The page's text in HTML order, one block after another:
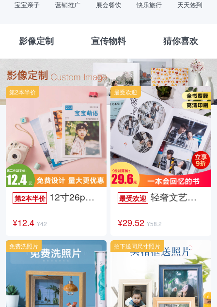
宝宝亲子 营销推广 展会餐饮 快乐旅行 天天签到
影像定制 宣传物料 猜你喜欢
第2本半价 12寸26p时尚杂志册
¥12.4 ¥42
第2本半价
最受欢迎 轻奢文艺照片书
¥29.52 ¥58.2
最受欢迎
免费洗照片 拍下送同尺寸照片